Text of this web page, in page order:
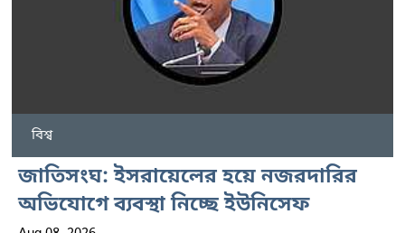
বিশ্ব
জাতিসংঘ: ইসরায়েলের হয়ে নজরদারির
অভিযোগে ব্যবস্থা নিচ্ছে ইউনিসেফ